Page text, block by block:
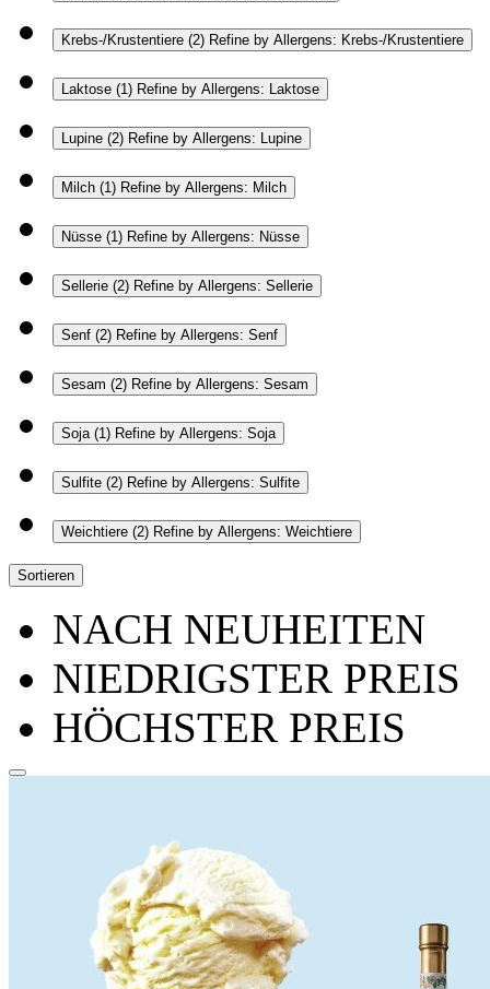
Krebs-/Krustentiere (2) Refine by Allergens: Krebs-/Krustentiere
Laktose (1) Refine by Allergens: Laktose
Lupine (2) Refine by Allergens: Lupine
Milch (1) Refine by Allergens: Milch
Nüsse (1) Refine by Allergens: Nüsse
Sellerie (2) Refine by Allergens: Sellerie
Senf (2) Refine by Allergens: Senf
Sesam (2) Refine by Allergens: Sesam
Soja (1) Refine by Allergens: Soja
Sulfite (2) Refine by Allergens: Sulfite
Weichtiere (2) Refine by Allergens: Weichtiere
Sortieren
NACH NEUHEITEN
NIEDRIGSTER PREIS
HÖCHSTER PREIS